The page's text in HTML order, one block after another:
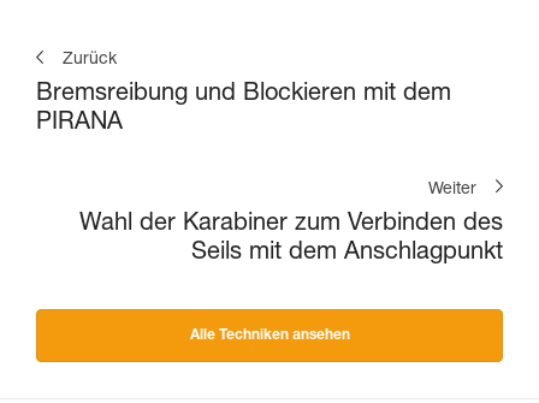
Zurück
Bremsreibung und Blockieren mit dem
PIRANA
Weiter
Wahl der Karabiner zum Verbinden des
Seils mit dem Anschlagpunkt
Alle Techniken ansehen